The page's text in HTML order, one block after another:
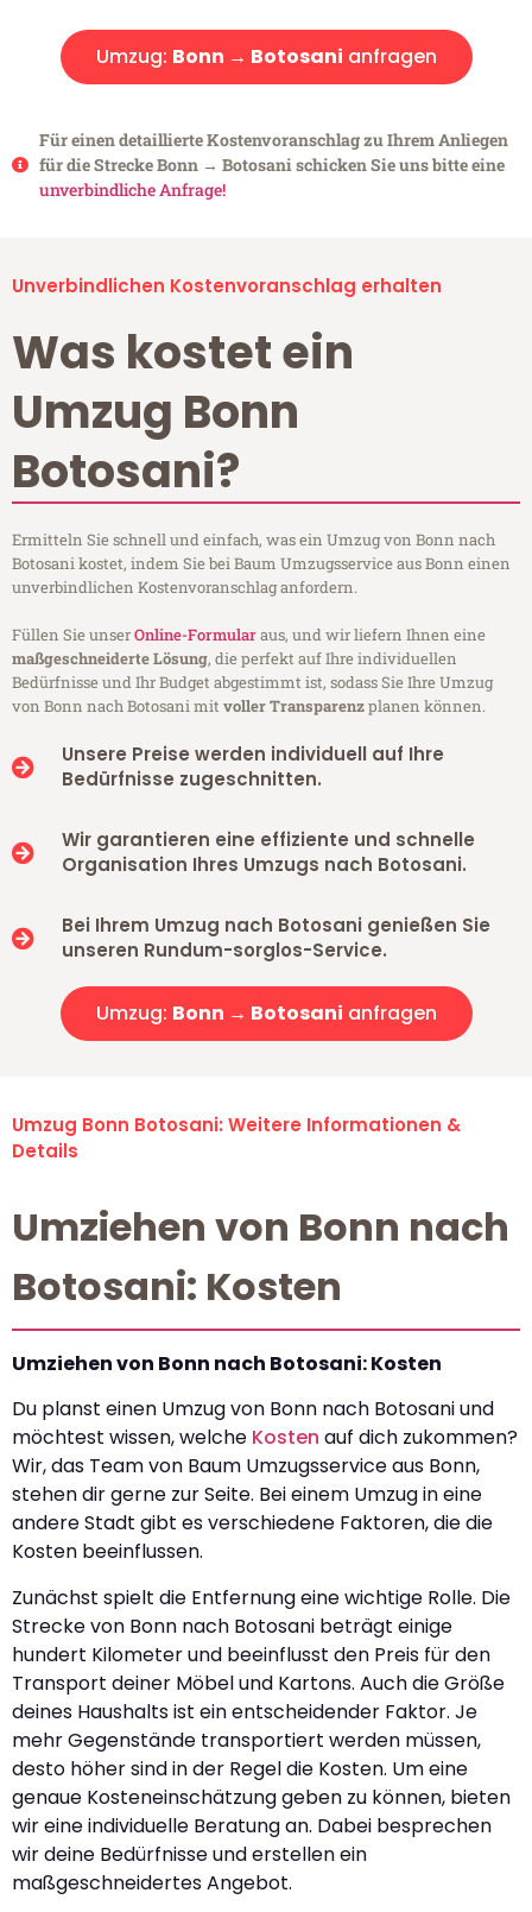
Umzug: Bonn → Botosani anfragen
Für einen detaillierte Kostenvoranschlag zu Ihrem Anliegen
für die Strecke Bonn → Botosani schicken Sie uns bitte eine
unverbindliche Anfrage!
Unverbindlichen Kostenvoranschlag erhalten
Was kostet ein
Umzug Bonn
Botosani?
Ermitteln Sie schnell und einfach, was ein Umzug von Bonn nach
Botosani kostet, indem Sie bei Baum Umzugsservice aus Bonn einen
unverbindlichen Kostenvoranschlag anfordern.
Füllen Sie unserOnline-Formularaus, und wir liefern Ihnen eine
maßgeschneiderte Lösung, die perfekt auf Ihre individuellen
Bedürfnisse und Ihr Budget abgestimmt ist, sodass Sie Ihre Umzug
von Bonn nach Botosani mitvoller Transparenzplanen können.
Unsere Preise werden individuell auf Ihre
Bedürfnisse zugeschnitten.
Wir garantieren eine effiziente und schnelle
Organisation Ihres Umzugs nach Botosani.
Bei Ihrem Umzug nach Botosani genießen Sie
unseren Rundum-sorglos-Service.
Umzug: Bonn → Botosani anfragen
Umzug Bonn Botosani: Weitere Informationen &
Details
Umziehen von Bonn nach
Botosani: Kosten
Umziehen von Bonn nach Botosani: Kosten
Du planst einen Umzug von Bonn nach Botosani und
möchtest wissen, welche Kosten auf dich zukommen?
Wir, das Team von Baum Umzugsservice aus Bonn,
stehen dir gerne zur Seite. Bei einem Umzug in eine
andere Stadt gibt es verschiedene Faktoren, die die
Kosten beeinflussen.
Zunächst spielt die Entfernung eine wichtige Rolle. Die
Strecke von Bonn nach Botosani beträgt einige
hundert Kilometer und beeinflusst den Preis für den
Transport deiner Möbel und Kartons. Auch die Größe
deines Haushalts ist ein entscheidender Faktor. Je
mehr Gegenstände transportiert werden müssen,
desto höher sind in der Regel die Kosten. Um eine
genaue Kosteneinschätzung geben zu können, bieten
wir eine individuelle Beratung an. Dabei besprechen
wir deine Bedürfnisse und erstellen ein
maßgeschneidertes Angebot.